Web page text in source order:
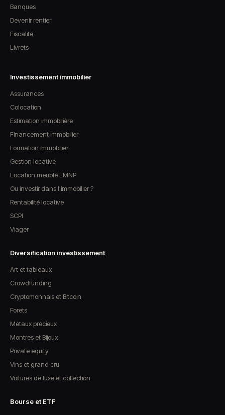
Banques
Devenir rentier
Fiscalité
Livrets
Investissement immobilier
Assurances
Colocation
Estimation immobilière
Financement immobilier
Formation immobilier
Gestion locative
Location meublé LMNP
Ou investir dans l'immobilier ?
Rentabilité locative
SCPI
Viager
Diversification investissement
Art et tableaux
Crowdfunding
Cryptomonnais et Bitcoin
Forets
Métaux précieux
Montres et Bijoux
Private equity
Vins et grand cru
Voitures de luxe et collection
Bourse et ETF